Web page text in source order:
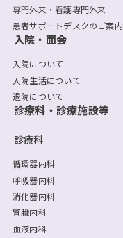
専門外来・看護専門外来
患者サポートデスクのご案内
入院・面会
入院について
入院生活について
退院について
診療科・診療施設等
診療科
循環器内科
呼吸器内科
消化器内科
腎臓内科
血液内科